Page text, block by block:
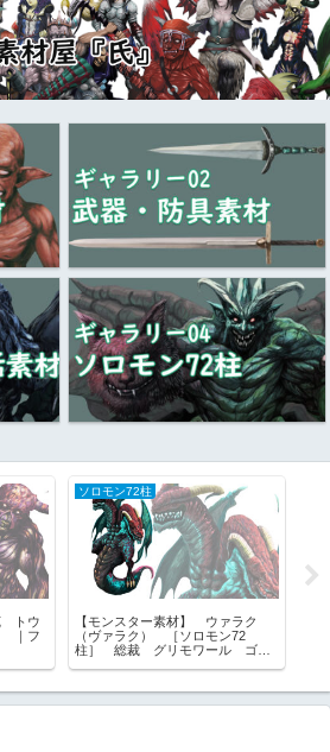
トウ
｜フ
ソロモン72柱
【モンスター素材】 ウァラク
（ヴァラク） ［ソロモン72
柱］ 総裁 グリモワール ゴエ